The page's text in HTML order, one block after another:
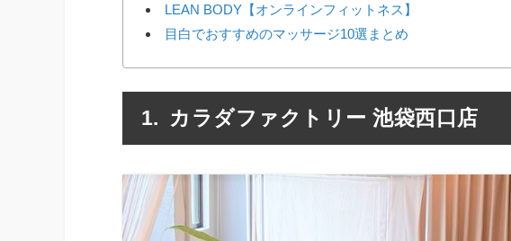
LEAN BODY【オンラインフィットネス】
目白でおすすめのマッサージ10選まとめ
カラダファクトリー 池袋西口店